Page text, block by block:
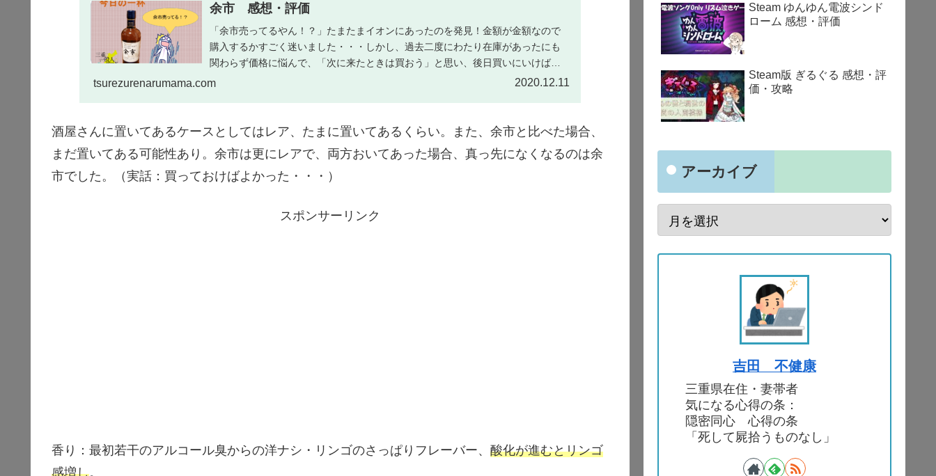
余市 感想・評価
「余市売ってるやん！？」たまたまイオンにあったのを発見！金額が金額なので
購入するかすごく迷いました・・・しかし、過去二度にわたり在庫があったにも
関わらず価格に悩んで、「次に来たときは買おう」と思い、後日買いにいけば必
ず売り切れている苦い思い...
tsurezurenarumama.com 2020.12.11
酒屋さんに置いてあるケースとしてはレア、たまに置いてあるくらい。また、余市と比べた場合、
まだ置いてある可能性あり。余市は更にレアで、両方おいてあった場合、真っ先になくなるのは余
市でした。（実話：買っておけばよかった・・・）
スポンサーリンク
香り：最初若干のアルコール臭からの洋ナシ・リンゴのさっぱりフレーバー、 酸化が進むとリンゴ
感増し。
Steam ゆんゆん電波シンド
ローム 感想・評価
Steam版 ぎるぐる 感想・評
価・攻略
アーカイブ
吉田 不健康
三重県在住・妻帯者
気になる心得の条：
隠密同心 心得の条
「死して屍拾うものなし」